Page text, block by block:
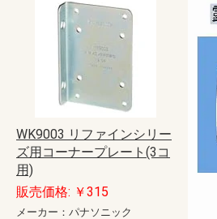
WK9003 リファインシリー
ズ用コーナープレート(3コ
用)
販売価格: ￥315
メーカー：パナソニック